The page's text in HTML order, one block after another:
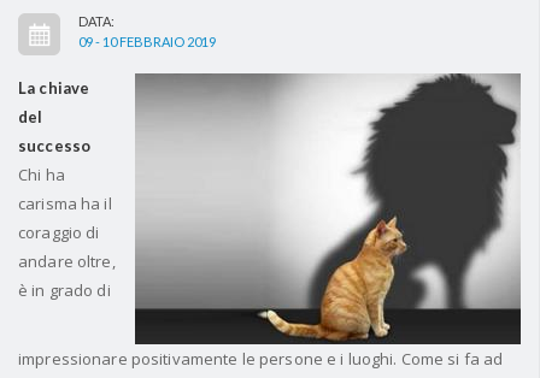
DATA:
09 - 10 FEBBRAIO 2019
La chiave
del
successo
Chi ha
carisma ha il
coraggio di
andare oltre,
è in grado di
impressionare positivamente le persone e i luoghi. Come si fa ad